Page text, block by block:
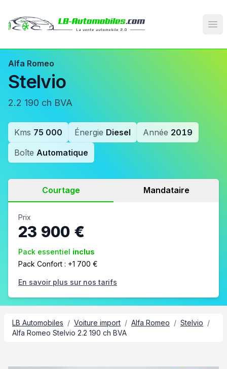
Alfa Romeo
Stelvio
2.2 190 ch BVA
Kms 75 000 Énergie Diesel Année 2019
Boîte Automatique
Courtage Mandataire
Prix
23 900 €
Pack essentiel inclus
Pack Confort : +1 700 €
En savoir plus sur nos tarifs
LB Automobiles / Voiture import / Alfa Romeo / Stelvio /
Alfa Romeo Stelvio 2.2 190 ch BVA